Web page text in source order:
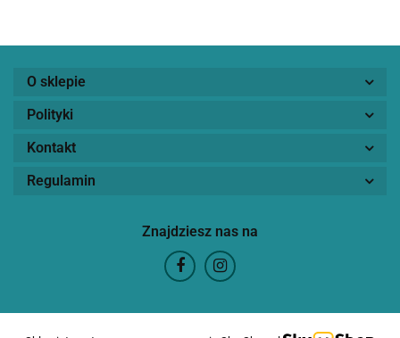
O sklepie
Polityki
Kontakt
Regulamin
Znajdziesz nas na